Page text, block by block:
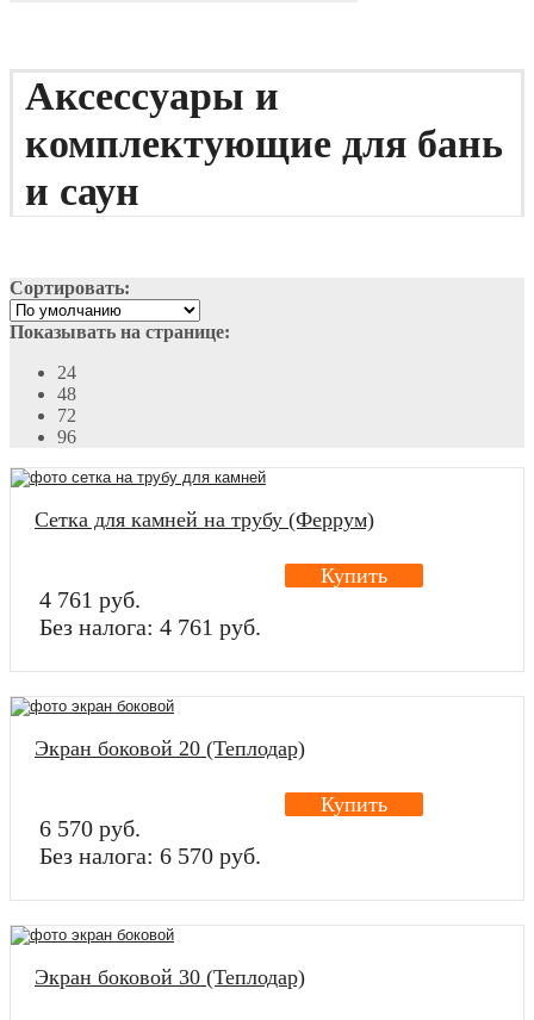
Аксессуары и
комплектующие для бань
и саун
Сортировать:
Показывать на странице:
24
48
72
96
Сетка для камней на трубу (Феррум)
4 761 руб.
Без налога: 4 761 руб.
Купить
Экран боковой 20 (Теплодар)
6 570 руб.
Без налога: 6 570 руб.
Купить
Экран боковой 30 (Теплодар)